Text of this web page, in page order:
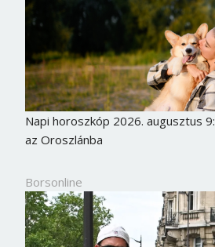
Napi horoszkóp 2026. augusztus
az Oroszlánba
Borsonline
E-mail cím vagy felhasználónév